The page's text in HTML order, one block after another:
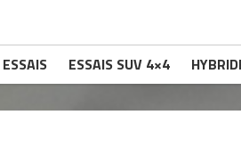
ESSAIS ESSAIS SUV 4×4